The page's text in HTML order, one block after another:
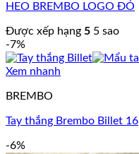
HEO BREMBO LOGO ĐỎ
Được xếp hạng 5 5 sao
-7%
Xem nhanh
BREMBO
Tay thắng Brembo Billet 16
-6%